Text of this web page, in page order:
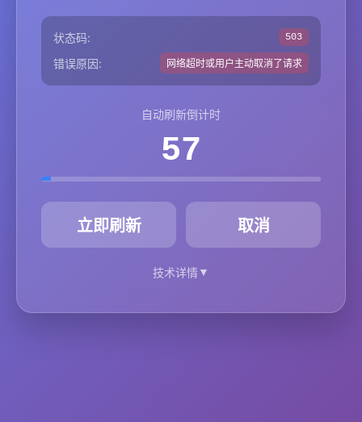
状态码: 503
错误原因: 网络超时或用户主动取消了请求
自动刷新倒计时
57
立即刷新 取消
技术详情▼